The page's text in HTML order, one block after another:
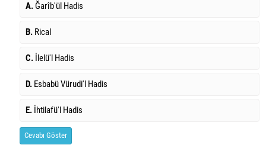
A.Ğarîb'ül Hadis
B. Rical
C. İlelü'l Hadis
D. Esbabü Vürudi'l Hadis
E. İhtilafü'l Hadis
Cevabı Göster